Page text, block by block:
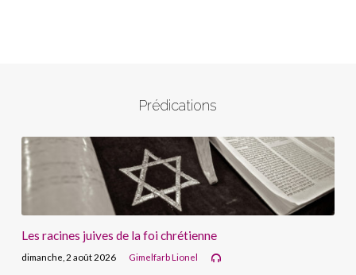
Prédications
Les racines juives de la foi chrétienne
dimanche, 2 août 2026 Gimelfarb Lionel